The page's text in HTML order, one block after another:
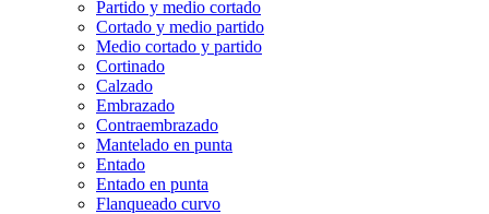
Partido y medio cortado
Cortado y medio partido
Medio cortado y partido
Cortinado
Calzado
Embrazado
Contraembrazado
Mantelado en punta
Entado
Entado en punta
Flanqueado curvo